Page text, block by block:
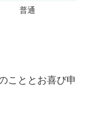
普通
こととお喜び申